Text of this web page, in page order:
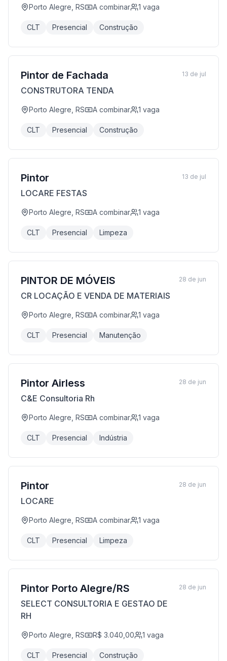
Porto Alegre, RS A combinar 1 vaga
CLT Presencial Construção
Pintor de Fachada
CONSTRUTORA TENDA
Porto Alegre, RS A combinar 1 vaga
CLT Presencial Construção
13 de jul
Pintor
LOCARE FESTAS
Porto Alegre, RS A combinar 1 vaga
CLT Presencial Limpeza
13 de jul
PINTOR DE MÓVEIS
CR LOCAÇÃO E VENDA DE MATERIAIS
Porto Alegre, RS A combinar 1 vaga
CLT Presencial Manutenção
28 de jun
Pintor Airless
C&E Consultoria Rh
Porto Alegre, RS A combinar 1 vaga
CLT Presencial Indústria
28 de jun
Pintor
LOCARE
Porto Alegre, RS A combinar 1 vaga
CLT Presencial Limpeza
28 de jun
Pintor Porto Alegre/RS
SELECT CONSULTORIA E GESTAO DE
RH
Porto Alegre, RS R$ 3.040,00 1 vaga
CLT Presencial Construção
28 de jun